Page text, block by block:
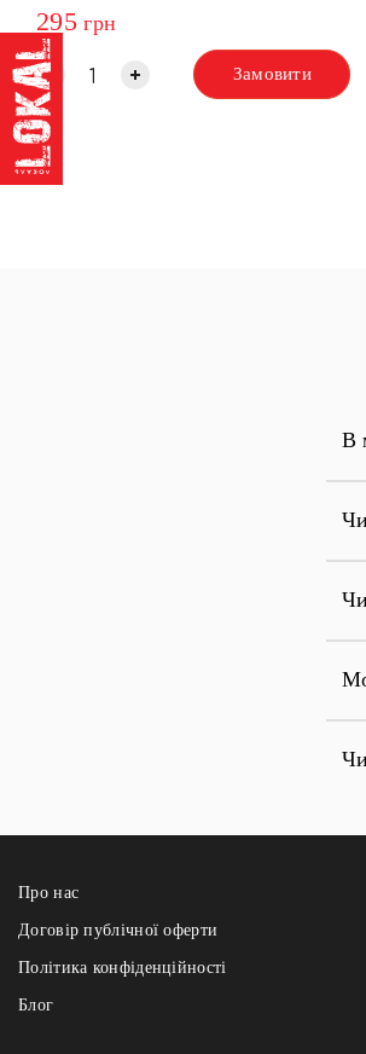
295 грн
Замовити
В
Про нас
Договір публічної оферти
Політика конфіденційності
Блог